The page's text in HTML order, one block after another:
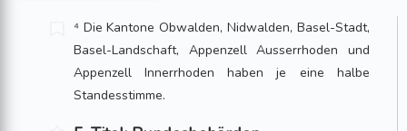
⁴ Die Kantone Obwalden, Nidwalden, Basel-Stadt,
Basel-Landschaft, Appenzell Ausserrhoden und
Appenzell Innerrhoden haben je eine halbe
Standesstimme.